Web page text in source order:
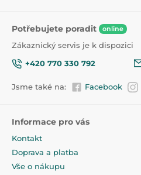
Potřebujete poradit online
Zákaznický servis je k dispozici
+420 770 330 792
Jsme také na: Facebook
Informace pro vás
Kontakt
Doprava a platba
Vše o nákupu